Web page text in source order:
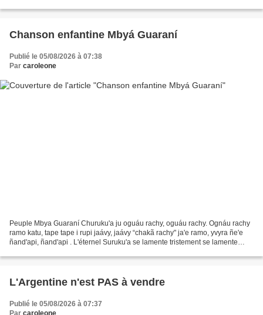
Chanson enfantine Mbyá Guaraní
Publié le 05/08/2026 à 07:38
Par caroleone
Peuple Mbya Guaraní Churuku'a ju oguáu rachy, oguáu rachy. Ognáu rachy
ramo katu, tape tape i rupi jaávy, jaávy “chakã rachy" ja'e ramo, yvyra ñe'e
ñand'api, ñand'api . L'éternel Suruku'a se lamente tristement se lamente
L'Argentine n'est PAS à vendre
Publié le 05/08/2026 à 07:37
Par caroleone